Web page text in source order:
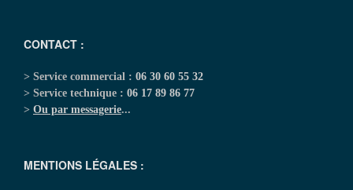
CONTACT :
> Service commercial : 06 30 60 55 32
> Service technique : 06 17 89 86 77
> Ou par messagerie...
MENTIONS LÉGALES :